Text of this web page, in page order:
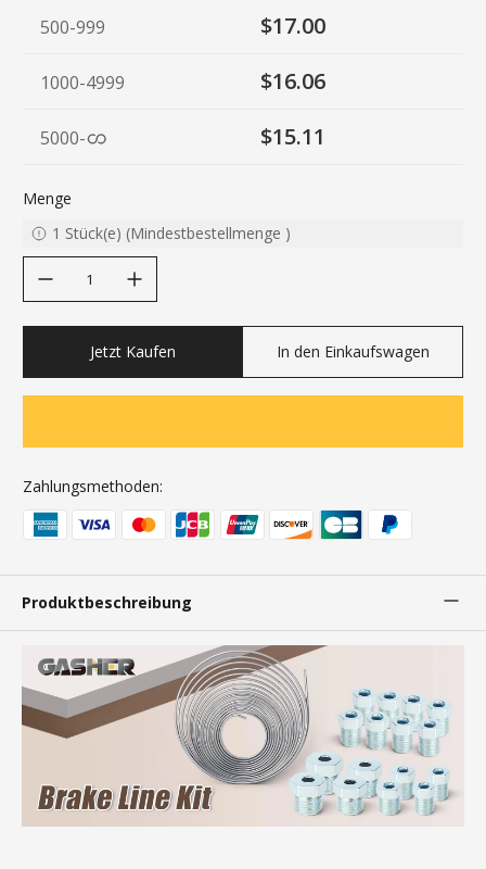
500-999 $17.00
1000-4999 $16.06
5000- $15.11
Menge
1 Stück(e) (Mindestbestellmenge )
Jetzt Kaufen In den Einkaufswagen
Zahlungsmethoden:
Produktbeschreibung